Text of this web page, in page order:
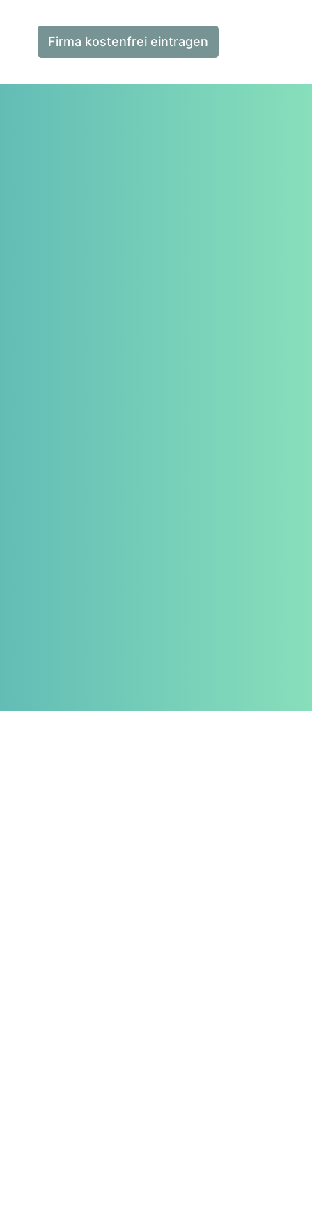
Firma kostenfrei eintragen